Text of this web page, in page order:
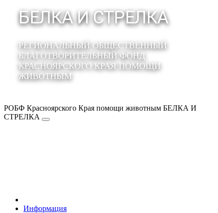
БЕЛКА И СТРЕЛКА
РЕГИОНАЛЬНЫЙ ОБЩЕСТВЕННЫЙ
БЛАГОТВОРИТЕЛЬНЫЙ ФОНД
КРАСНОЯРСКОГО КРАЯ ПОМОЩИ
ЖИВОТНЫМ
РОБФ Красноярского Края помощи животным БЕЛКА И
СТРЕЛКА
Информация